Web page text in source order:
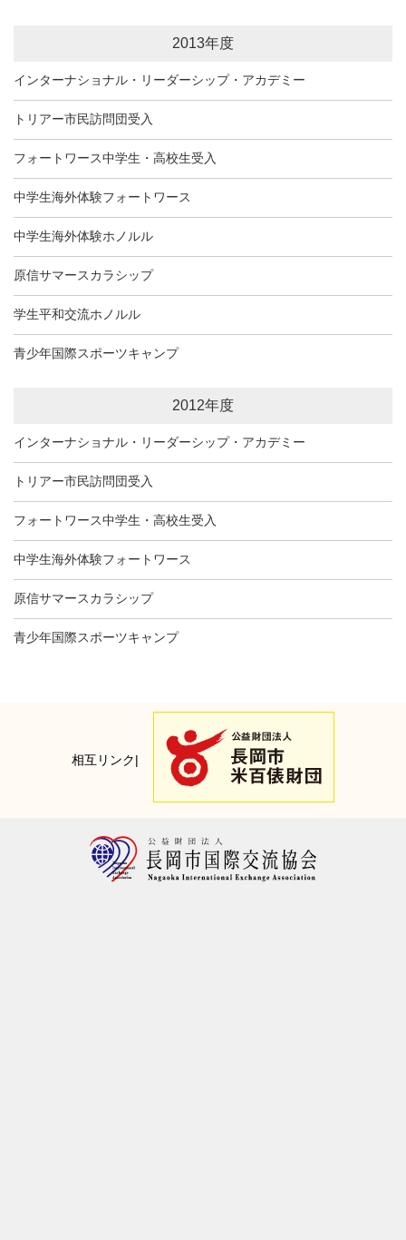
2013年度
インターナショナル・リーダーシップ・アカデミー
トリアー市民訪問団受入
フォートワース中学生・高校生受入
中学生海外体験フォートワース
中学生海外体験ホノルル
原信サマースカラシップ
学生平和交流ホノルル
青少年国際スポーツキャンプ
2012年度
インターナショナル・リーダーシップ・アカデミー
トリアー市民訪問団受入
フォートワース中学生・高校生受入
中学生海外体験フォートワース
原信サマースカラシップ
青少年国際スポーツキャンプ
相互リンク